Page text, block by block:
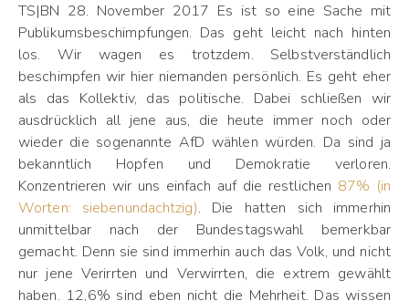
TS|BN 28. November 2017 Es ist so eine Sache mit
Publikumsbeschimpfungen. Das geht leicht nach hinten
los. Wir wagen es trotzdem. Selbstverständlich
beschimpfen wir hier niemanden persönlich. Es geht eher
als das Kollektiv, das politische. Dabei schließen wir
ausdrücklich all jene aus, die heute immer noch oder
wieder die sogenannte AfD wählen würden. Da sind ja
bekanntlich Hopfen und Demokratie verloren.
Konzentrieren wir uns einfach auf die restlichen 87% (in
Worten: siebenundachtzig). Die hatten sich immerhin
unmittelbar nach der Bundestagswahl bemerkbar
gemacht. Denn sie sind immerhin auch das Volk, und nicht
nur jene Verirrten und Verwirrten, die extrem gewählt
haben. 12,6% sind eben nicht die Mehrheit. Das wissen